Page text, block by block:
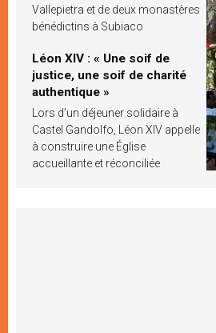
Vallepietra et de deux monastères
bénédictins à Subiaco
Léon XIV : « Une soif de
justice, une soif de charité
authentique »
Lors d’un déjeuner solidaire à
Castel Gandolfo, Léon XIV appelle
à construire une Église
accueillante et réconciliée